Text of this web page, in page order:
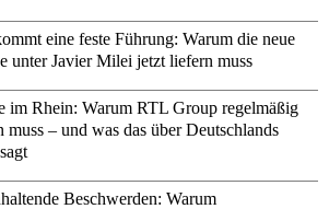
eine feste Führung: Warum die neue
unter Javier Milei jetzt liefern muss
im Rhein: Warum RTL Group regelmäßig
muss – und was das über Deutschlands
Beschwerden: Warum